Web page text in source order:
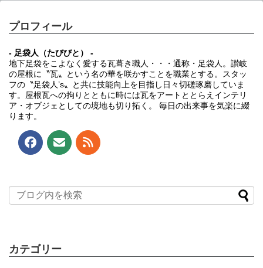
プロフィール
- 足袋人（たびびと） -
地下足袋をこよなく愛する瓦葺き職人・・・通称・足袋人。讃岐
の屋根に〝瓦〟という名の華を咲かすことを職業とする。スタッ
フの〝足袋人’s〟と共に技能向上を目指し日々切磋琢磨していま
す。屋根瓦への拘りとともに時には瓦をアートととらえインテリ
ア・オブジェとしての境地も切り拓く。 毎日の出来事を気楽に綴
ります。
カテゴリー